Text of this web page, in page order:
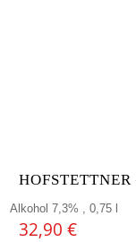
Alkohol 7,3% , 0,75 l
32,90 €